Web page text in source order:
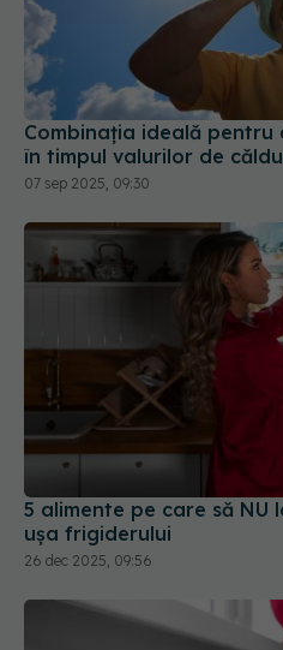
Combinația ideală
în timpul valurilor de
07 sep 2025, 09:30
5 alimente pe care să NU
ușa frigiderului
26 dec 2025, 09:56